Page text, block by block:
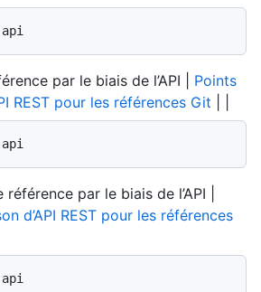
par le biais de l’API | Points
REST pour les références Git
référence par le biais de l’API |
d’API REST pour les références